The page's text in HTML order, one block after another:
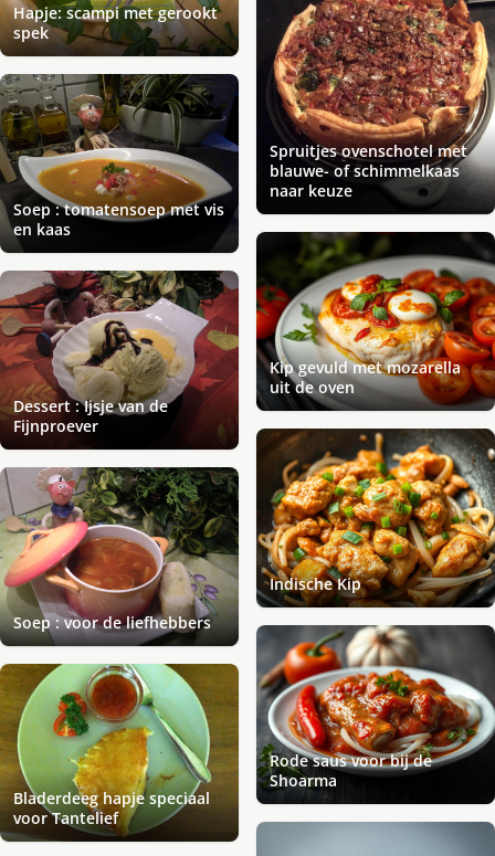
Hapje: scampi met gerookt
spek
Spruitjes ovenschotel met
blauwe- of schimmelkaas
naar keuze
Soep : tomatensoep met vis
en kaas
Kip gevuld met mozarella
uit de oven
Dessert : Ijsje van de
Fijnproever
Indische Kip
Soep : voor de liefhebbers
Rode saus voor bij de
Shoarma
Bladerdeeg hapje speciaal
voor Tantelief